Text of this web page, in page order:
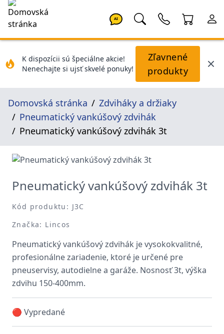
AI
K dispozícii sú špeciálne akcie!
Nenechajte si ujsť skvelé ponuky!
Zľavnené
produkty
Domovská stránka
Zdviháky a držiaky
Pneumatický vankúšový zdvihák
Pneumatický vankúšový zdvihák 3t
Pneumatický vankúšový zdvihák 3t
Kód produktu: J3C
Značka: Lincos
Pneumatický vankúšový zdvihák je vysokokvalitné,
profesionálne zariadenie, ktoré je určené pre
pneuservisy, autodielne a garáže. Nosnosť 3t, výška
zdvihu 150-400mm.
🔴 Vypredané